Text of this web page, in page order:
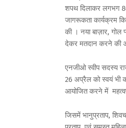
शपथ दिलाकर लगभग
जागरूकता कार्यक्रम
की । नया बाज़ार, गोल
देकर मतदान करने की
एनजीओ स्वीप सदस्य
26 अप्रैल को स्वयं भी
आयोजित करने में
जिसमें भानुप्रताप,